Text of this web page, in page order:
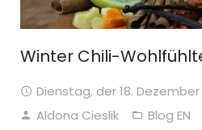
Winter Chili-
Dienstag, der 18. Dezember
Aldona Cieslik
Blog EN